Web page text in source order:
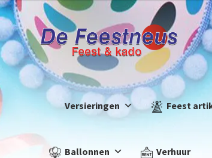
Versieringen Feest
Ballonnen Verhuur